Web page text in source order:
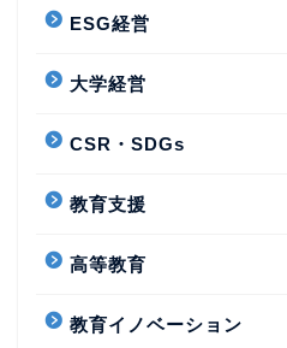
ESG経営
大学経営
CSR・SDGs
教育支援
高等教育
教育イノベーション